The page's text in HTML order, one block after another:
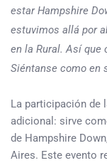
estar Hampshire
estuvimos allá por
en la Rural. Así que
Siéntanse como en
La participación de
adicional: sirve
de Hampshire
Aires. Este evento